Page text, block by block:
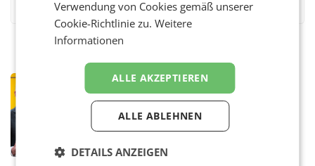
PRIMENEWS
Österreichische Post: Umsatzplus im
ersten Halbjahr trotz schwachem
Briefgeschäft
WIEN Die Österreichische Post AG hat im
von 1.544,0 Mio. EUR erwirtschaftet, was
Verwendung von Cookies gemäß unserer
Cookie-Richtlinie zu.Weitere
Informationen
ALLE AKZEPTIEREN
ALLE ABLEHNEN
DETAILS ANZEIGEN